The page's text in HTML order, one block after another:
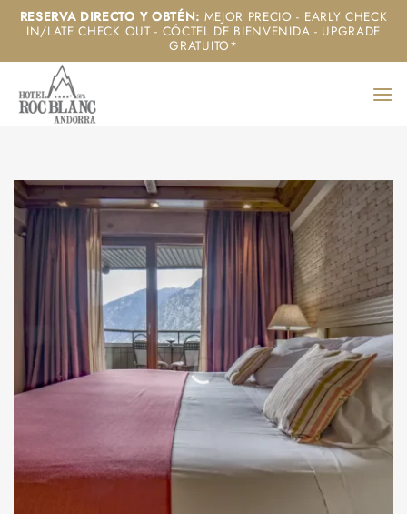
Saltar
contenido
RESERVA DIRECTO Y OBTÉN: MEJOR PRECIO - EARLY CHECK
IN/LATE CHECK OUT - CÓCTEL DE BIENVENIDA - UPGRADE
GRATUITO*